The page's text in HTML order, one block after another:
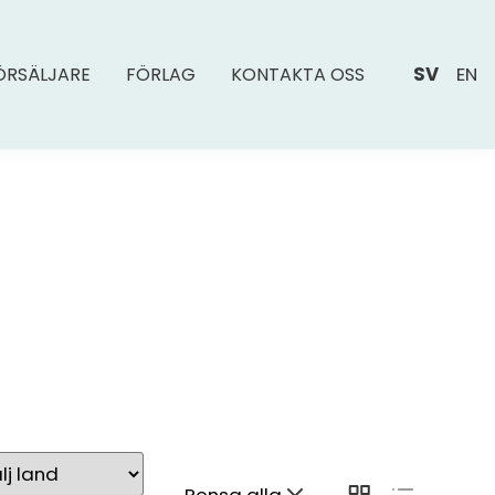
FÖRLAG KONTAKTA OSS SV EN